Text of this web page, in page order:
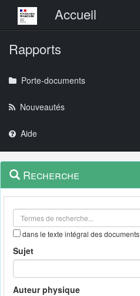
Menu principalAccueil
Rapports
Porte-documents
Nouveautés
Aide
Navigation
outils
Menu
contextuel
Recherche
dans le texte intégral des documents
Sujet
Auteur physique